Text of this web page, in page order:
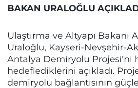
BAKAN URALOĞLU
Ulaştırma ve Altyapı Bakanı
Uraloğlu, Kayseri-Nevşehir-
Antalya Demiryolu Projesi'ni
hedeflediklerini açıkladı.
demiryolu bağlantısının